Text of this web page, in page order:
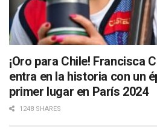
¡Oro para Chile! Francisca
entra en la historia con un
primer lugar en París 2024
1248 SHARES